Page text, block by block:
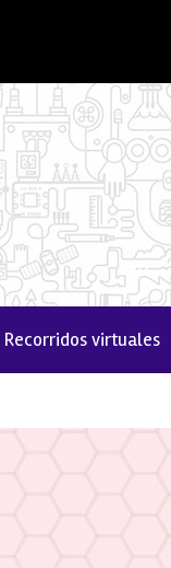
Recorridos virtuales